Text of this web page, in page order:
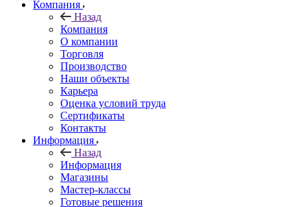
Компания
Назад
Компания
О компании
Торговля
Производство
Наши объекты
Карьера
Оценка условий труда
Сертификаты
Контакты
Информация
Назад
Информация
Магазины
Мастер-классы
Готовые решения